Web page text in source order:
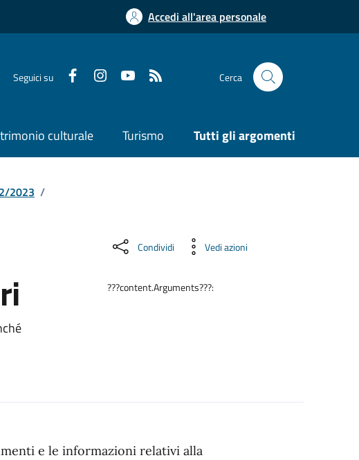
Accedi all'area personale
Seguici su Cerca
culturale Turismo Tutti gli argomenti
2023 /
Condividi Vedi azioni
???content.Arguments???:
e le informazioni relativi alla